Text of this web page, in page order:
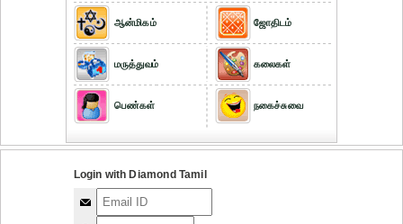
ஆன்மிகம்
மருத்துவம்
பெண்கள்
ஜோதிடம்
கலைகள்
நகைச்சுவை
Login with Diamond Tamil